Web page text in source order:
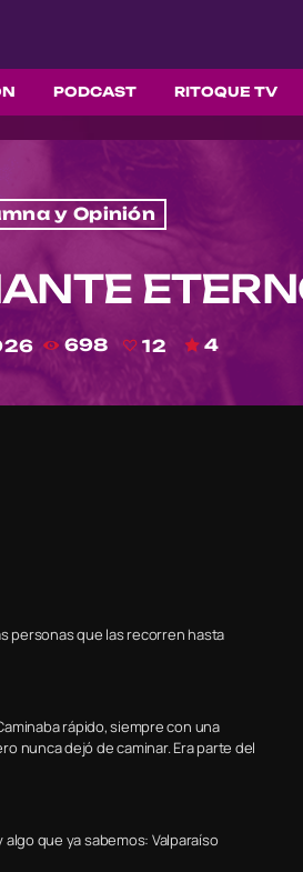
PODCAST RITOQUE TV
y Opinión
698 12 4
personas que las recorren hasta
rápido, siempre con una
nunca dejó de caminar. Era parte del
que ya sabemos: Valparaíso